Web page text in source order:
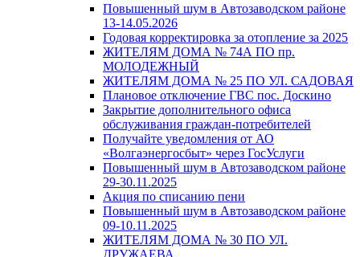
Повышенный шум в Автозаводском районе
13-14.05.2026
Годовая корректировка за отопление за 2025
ЖИТЕЛЯМ ДОМА № 74А ПО пр.
МОЛОДЕЖНЫЙ
ЖИТЕЛЯМ ДОМА № 25 ПО УЛ. САДОВАЯ
Плановое отключение ГВС пос. Доскино
Закрытие дополнительного офиса
обслуживания граждан-потребителей
Получайте уведомления от АО
«Волгаэнергосбыт» через ГосУслуги
Повышенный шум в Автозаводском районе
29-30.11.2025
Акция по списанию пени
Повышенный шум в Автозаводском районе
09-10.11.2025
ЖИТЕЛЯМ ДОМА № 30 ПО УЛ.